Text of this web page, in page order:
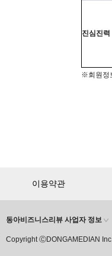
진심진력
※회원정
이용약관
동아비즈니스리뷰 사업자 정보
Copyright ⒸDONGAMEDIAN